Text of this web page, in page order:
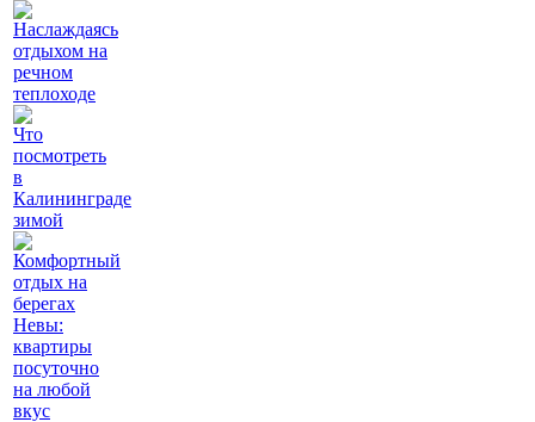
Наслаждаясь
отдыхом на
речном
теплоходе
Что
посмотреть
в
Калининграде
зимой
Комфортный
отдых на
берегах
Невы:
квартиры
посуточно
на любой
вкус